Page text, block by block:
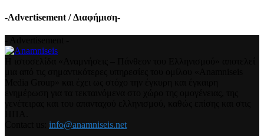
-Advertisement / Διαφήμιση-
info@anamniseis.net